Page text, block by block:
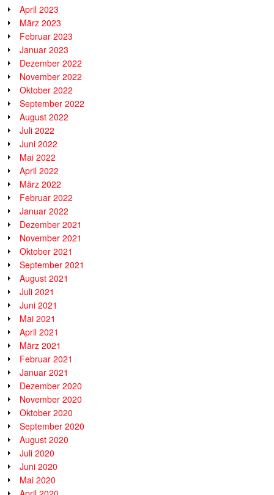
April 2023
März 2023
Februar 2023
Januar 2023
Dezember 2022
November 2022
Oktober 2022
September 2022
August 2022
Juli 2022
Juni 2022
Mai 2022
April 2022
März 2022
Februar 2022
Januar 2022
Dezember 2021
November 2021
Oktober 2021
September 2021
August 2021
Juli 2021
Juni 2021
Mai 2021
April 2021
März 2021
Februar 2021
Januar 2021
Dezember 2020
November 2020
Oktober 2020
September 2020
August 2020
Juli 2020
Juni 2020
Mai 2020